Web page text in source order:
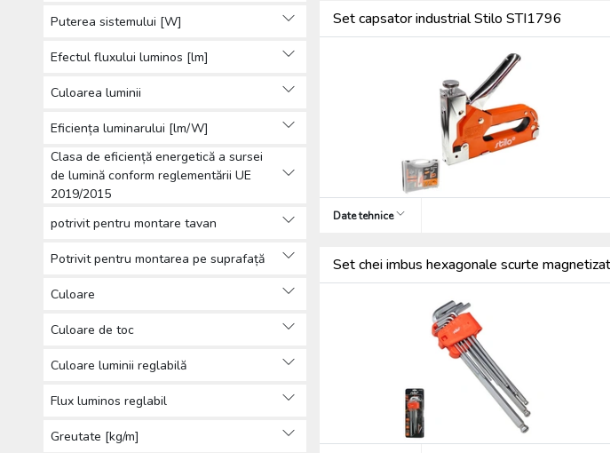
Puterea sistemului [W]
Efectul fluxului luminos [lm]
Culoarea luminii
Eficiența luminarului [lm/W]
Clasa de eficiență energetică a sursei
de lumină conform reglementării UE
2019/2015
potrivit pentru montare tavan
Potrivit pentru montarea pe suprafață
Culoare
Culoare de toc
Culoare luminii reglabilă
Flux luminos reglabil
Greutate [kg/m]
Set capsator industrial Stilo STI1796
Date tehnice
Set chei imbus hexagonale scurte